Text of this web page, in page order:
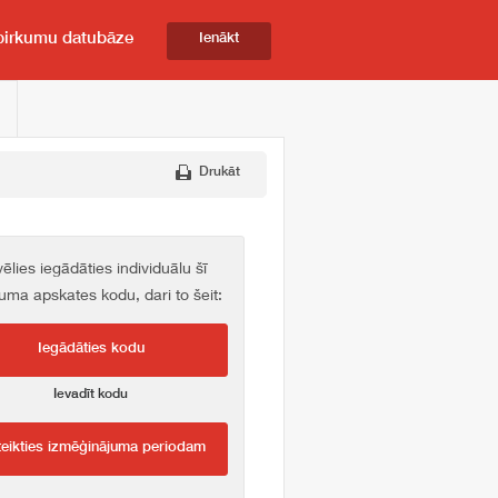
datubāze Ienākt
Drukāt
iegādāties individuālu šī
apskates kodu, dari to šeit:
Iegādāties kodu
Ievadīt kodu
izmēģinājuma periodam